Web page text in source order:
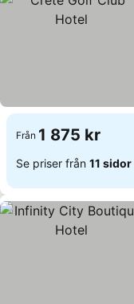
Från 1 875 kr
Se priser från 11 sidor